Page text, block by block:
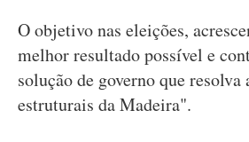
O objetivo nas eleições,
melhor resultado possível e
solução de governo que
estruturais da Madeira".